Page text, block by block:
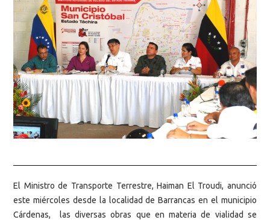
El Ministro de Transporte Terrestre, Haiman El Troudi, anunció
este miércoles desde la localidad de Barrancas en el municipio
Cárdenas, las diversas obras que en materia de vialidad se